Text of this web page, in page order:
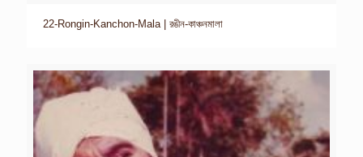
22-Rongin-Kanchon-Mala | রঙীন-কাঞ্চনমালা